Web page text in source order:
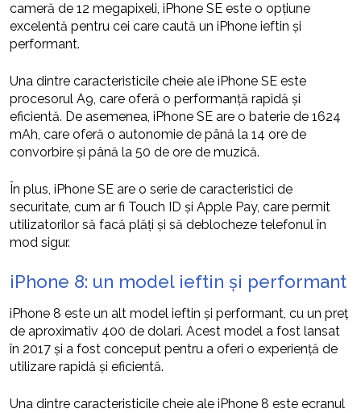
cameră de 12 megapixeli, iPhone SE este o opțiune
excelentă pentru cei care caută un iPhone ieftin și
performant.
Una dintre caracteristicile cheie ale iPhone SE este
procesorul A9, care oferă o performanță rapidă și
eficientă. De asemenea, iPhone SE are o baterie de 1624
mAh, care oferă o autonomie de până la 14 ore de
convorbire și până la 50 de ore de muzică.
În plus, iPhone SE are o serie de caracteristici de
securitate, cum ar fi Touch ID și Apple Pay, care permit
utilizatorilor să facă plăți și să deblocheze telefonul în
mod sigur.
iPhone 8: un model ieftin și performant
iPhone 8 este un alt model ieftin și performant, cu un preț
de aproximativ 400 de dolari. Acest model a fost lansat
în 2017 și a fost conceput pentru a oferi o experiență de
utilizare rapidă și eficientă.
Una dintre caracteristicile cheie ale iPhone 8 este ecranul